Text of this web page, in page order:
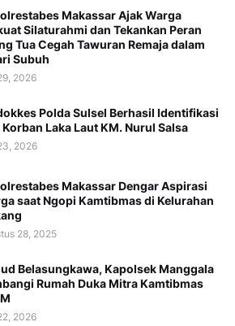
Makassar Ajak Warga
Silaturahmi dan Tekankan Peran
Tua Cegah Tawuran Remaja dalam
Subuh
2026
Polda Sulsel Berhasil Identifikasi
Korban Laka Laut KM. Nurul Salsa
2026
Makassar Dengar Aspirasi
saat Ngopi Kamtibmas di Kelurahan
28, 2025
Belasungkawa, Kapolsek Manggala
Rumah Duka Mitra Kamtibmas
2026